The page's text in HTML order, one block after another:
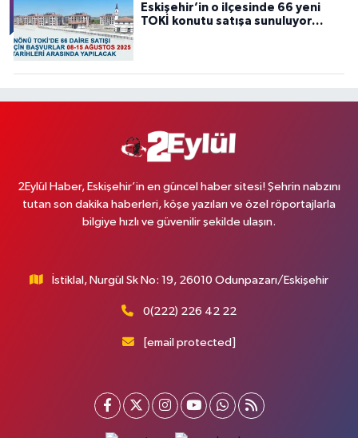
Eskişehir’in o ilçesinde 66 yeni
TOKİ konutu satışa sunuluyor…
2Eylül Haber, Eskişehir’in en güncel haber sitesi! Şehrin nabzını
tutan son dakika haberleri, köşe yazıları ve özel röportajlarla
bilgiye hızlı ve güvenilir şekilde ulaşın.
İstiklal, Nurgül Sk No: 19, 26010 Odunpazarı/Eskişehir
0(222) 226 42 22
[email protected]